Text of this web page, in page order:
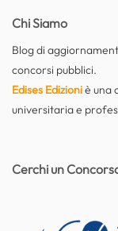
Chi Siamo
Blog di
concorsi pubblici.
Edises Edizioniè una
universitaria e
Cerchi un